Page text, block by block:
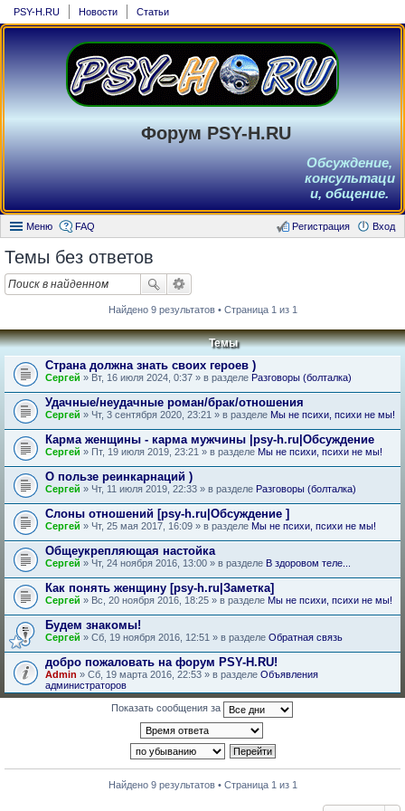
PSY-H.RU Новости Статьи
Форум PSY-H.RU
Обсуждение,
консультаци
и, общение.
Меню FAQ Вход
Регистрация
Темы без ответов
Найдено 9 результатов • Страница 1 из 1
Темы
Страна должна знать своих героев )
Сергей » Вт, 16 июля 2024, 0:37 » в разделе Разговоры (болталка)
Удачные/неудачные роман/брак/отношения
Сергей » Чт, 3 сентября 2020, 23:21 » в разделе Мы не психи, психи не мы!
Карма женщины - карма мужчины |psy-h.ru|Обсуждение
Сергей » Пт, 19 июля 2019, 23:21 » в разделе Мы не психи, психи не мы!
О пользе реинкарнаций )
Сергей » Чт, 11 июля 2019, 22:33 » в разделе Разговоры (болталка)
Слоны отношений [psy-h.ru|Обсуждение ]
Сергей » Чт, 25 мая 2017, 16:09 » в разделе Мы не психи, психи не мы!
Общеукрепляющая настойка
Сергей » Чт, 24 ноября 2016, 13:00 » в разделе В здоровом теле...
Как понять женщину [psy-h.ru|Заметка]
Сергей » Вс, 20 ноября 2016, 18:25 » в разделе Мы не психи, психи не мы!
Будем знакомы!
Сергей » Сб, 19 ноября 2016, 12:51 » в разделе Обратная связь
добро пожаловать на форум PSY-H.RU!
Admin » Сб, 19 марта 2016, 22:53 » в разделе Объявления
администраторов
Показать сообщения за
Найдено 9 результатов • Страница 1 из 1